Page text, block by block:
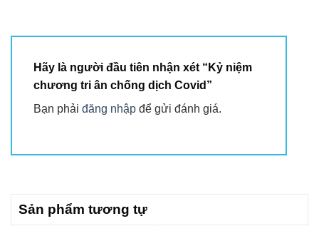
Hãy là người đầu tiên nhận xét “Kỷ niệm
chương tri ân chống dịch Covid”
Bạn phải đăng nhập để gửi đánh giá.
Sản phẩm tương tự